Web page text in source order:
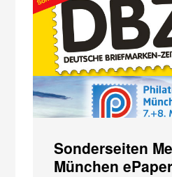
Sonderseiten
München ePaper